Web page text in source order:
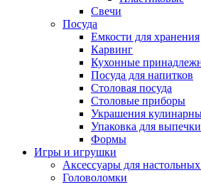
Свечи
Посуда
Емкости для хранения
Карвинг
Кухонные
Посуда для напитков
Столовая посуда
Столовые приборы
Украшения
Упаковка для выпечки
Формы
Игры и игрушки
Аксессуары для
Головоломки